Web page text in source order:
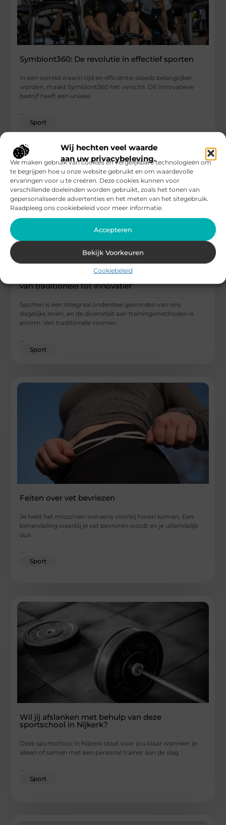
Wij hechten veel waarde
aan uw privacybeleving.
We maken gebruik van cookies en vergelijkbare technologieën om
te begrijpen hoe u onze website gebruikt en om waardevolle
ervaringen voor u te creëren. Deze cookies kunnen voor
verschillende doeleinden worden gebruikt, zoals het tonen van
gepersonaliseerde advertenties en het meten van het sitegebruik.
Raadpleeg ons cookiebeleid voor meer informatie.
Accepteren
Bekijk Voorkeuren
Cookiebeleid
Symbiont360: De revolutie in effectief sporten
In een wereld waarin tijd en efficiëntie steeds belangrijker
worden, maakt Symbiont360 het verschil. Dit innovatieve
bedrijf heeft een unieke
...
Sport
van traditioneel tot innovatief
Sporten is een integraal onderdeel geworden van ons
dagelijks leven, en de diversiteit aan trainingsmethoden is
enorm. Van traditionele vormen
Sport
Feiten over vet bevriezen
Je hebt het misschien wel eens voorbij horen komen. Een
behandeling waarbij je vet bevroren wordt en je uiteindelijk
dus
Sport
Wil jij afslanken met behulp van deze
sportschool in Nijkerk?
Deze sportschool in Nijkerk staat voor jou klaar wanneer je
alleen of samen met een personal trainer aan de slag
...
Sport